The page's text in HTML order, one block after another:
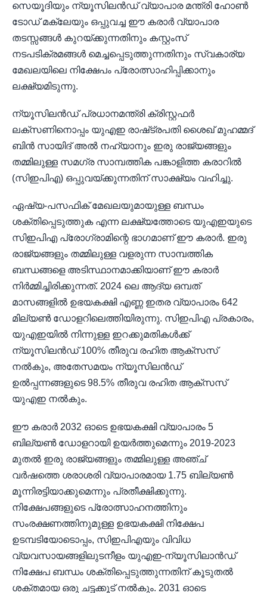
സെയൂദിയും ന്യൂസിലൻഡ് വ്യാപാര മന്ത്രി ഹോൺ
ടോഡ് മക്ലേയും ഒപ്പുവച്ച ഈ കരാർ വ്യാപാര
തടസ്സങ്ങൾ കുറയ്ക്കുന്നതിനും കസ്റ്റംസ്
നടപടിക്രമങ്ങൾ മെച്ചപ്പെടുത്തുന്നതിനും സ്വകാര്യ
മേഖലയിലെ നിക്ഷേപം പ്രോത്സാഹിപ്പിക്കാനും
ലക്ഷ്യമിടുന്നു.
ന്യൂസിലൻഡ് പ്രധാനമന്ത്രി ക്രിസ്റ്റഫർ
ലക്‌സണിനൊപ്പം യുഎഇ രാഷ്‌ട്രപതി ശൈഖ് മുഹമ്മദ്
ബിൻ സായിദ് അൽ നഹ്യാനും ഇരു രാജ്യങ്ങളും
തമ്മിലുള്ള സമഗ്ര സാമ്പത്തിക പങ്കാളിത്ത കരാറിൽ
(സിഇപിഎ) ഒപ്പുവയ്ക്കുന്നതിന് സാക്ഷ്യം വഹിച്ചു.
ഏഷ്യ-പസഫിക് മേഖലയുമായുള്ള ബന്ധം
ശക്തിപ്പെടുത്തുക എന്ന ലക്ഷ്യത്തോടെ യുഎഇയുടെ
സിഇപിഎ പ്രോഗ്രാമിന്റെ ഭാഗമാണ് ഈ കരാർ. ഇരു
രാജ്യങ്ങളും തമ്മിലുള്ള വളരുന്ന സാമ്പത്തിക
ബന്ധങ്ങളെ അടിസ്ഥാനമാക്കിയാണ് ഈ കരാർ
നിർമ്മിച്ചിരിക്കുന്നത്. 2024 ലെ ആദ്യ ഒമ്പത്
മാസങ്ങളിൽ ഉഭയകക്ഷി എണ്ണ ഇതര വ്യാപാരം 642
മില്യൺ ഡോളറിലെത്തിയിരുന്നു. സിഇപിഎ പ്രകാരം,
യുഎഇയിൽ നിന്നുള്ള ഇറക്കുമതികൾക്ക്
ന്യൂസിലൻഡ് 100% തീരുവ രഹിത ആക്‌സസ്
നൽകും, അതേസമയം ന്യൂസിലൻഡ്
ഉൽപ്പന്നങ്ങളുടെ 98.5% തീരുവ രഹിത ആക്‌സസ്
യുഎഇ നൽകും.
ഈ കരാർ 2032 ഓടെ ഉഭയകക്ഷി വ്യാപാരം 5
ബില്യൺ ഡോളറായി ഉയർത്തുമെന്നും 2019-2023
മുതൽ ഇരു രാജ്യങ്ങളും തമ്മിലുള്ള അഞ്ച്
വർഷത്തെ ശരാശരി വ്യാപാരമായ 1.75 ബില്യൺ
മൂന്നിരട്ടിയാക്കുമെന്നും പ്രതീക്ഷിക്കുന്നു.
നിക്ഷേപങ്ങളുടെ പ്രോത്സാഹനത്തിനും
സംരക്ഷണത്തിനുമുള്ള ഉഭയകക്ഷി നിക്ഷേപ
ഉടമ്പടിയോടൊപ്പം, സിഇപിഎയും വിവിധ
വ്യവസായങ്ങളിലുടനീളം യുഎഇ-ന്യൂസിലാൻഡ്
നിക്ഷേപ ബന്ധം ശക്തിപ്പെടുത്തുന്നതിന് കൂടുതൽ
ശക്തമായ ഒരു ചട്ടക്കൂട് നൽകും. 2031 ഓടെ